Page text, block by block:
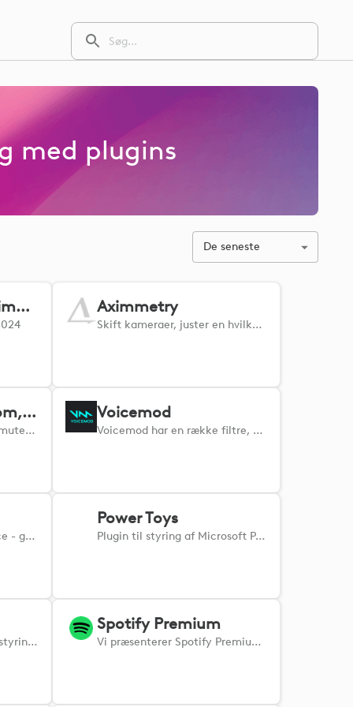
med plugins
De seneste
Microsoft Flight Simulator Aximmetry
Skift kameraer, juster en hvilken som helst egenskab, eller vælg en hvilken som helst kontrolpanelknap i din Aximmetry-scene fra din enhed.
MuteDeck for Zoom, Teams & Google Meet
Hør aldrig "hey, du er på mute" igen. Reducer mødestress og fejltagelser.
Voicemod
Voicemod har en række filtre, der ændrer din stemme i realtid og giver dig øjeblikkelig, taktil kontrol.
Din nye genvej til brillance - gør dine arbejdsgange i CorelDRAW meget hurtigere med dette nye plugin.
Power Toys
Plugin til styring af Microsoft PowerToys.
VLC Player-plugin – nem styring af VLC’s funktioner direkte fra din Logi-enhed.
Spotify Premium
Vi præsenterer Spotify Premium-pluginet til din Logi-enhed – din adgang til en helt ny musikoplevelse.